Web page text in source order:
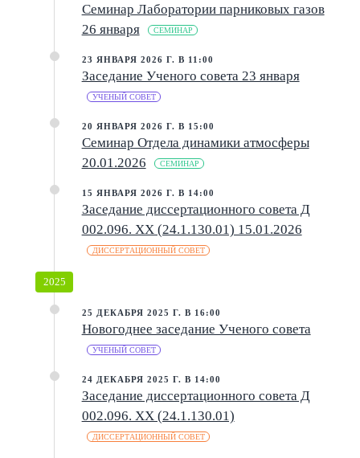
Семинар Лаборатории парниковых газов
26 января
СЕМИНАР
23 ЯНВАРЯ 2026 Г. В 11:00
Заседание Ученого совета 23 января
УЧЕНЫЙ СОВЕТ
20 ЯНВАРЯ 2026 Г. В 15:00
Семинар Отдела динамики атмосферы
20.01.2026
СЕМИНАР
15 ЯНВАРЯ 2026 Г. В 14:00
Заседание диссертационного совета Д
002.096. XX (24.1.130.01) 15.01.2026
ДИССЕРТАЦИОННЫЙ СОВЕТ
2025
25 ДЕКАБРЯ 2025 Г. В 16:00
Новогоднее заседание Ученого совета
УЧЕНЫЙ СОВЕТ
24 ДЕКАБРЯ 2025 Г. В 14:00
Заседание диссертационного совета Д
002.096. XX (24.1.130.01)
ДИССЕРТАЦИОННЫЙ СОВЕТ